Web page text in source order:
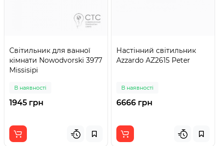
Світильник для ванної
кімнати Nowodvorski 3977
Missisipi
В наявності
1945 грн
Настінний світильник
Azzardo AZ2615 Peter
В наявності
6666 грн